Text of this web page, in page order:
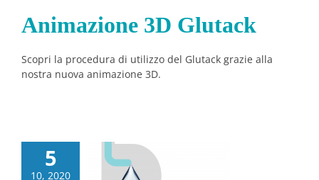
Animazione 3D Glutack
Scopri la procedura di utilizzo del Glutack grazie alla
nostra nuova animazione 3D.
5
10, 2020
del